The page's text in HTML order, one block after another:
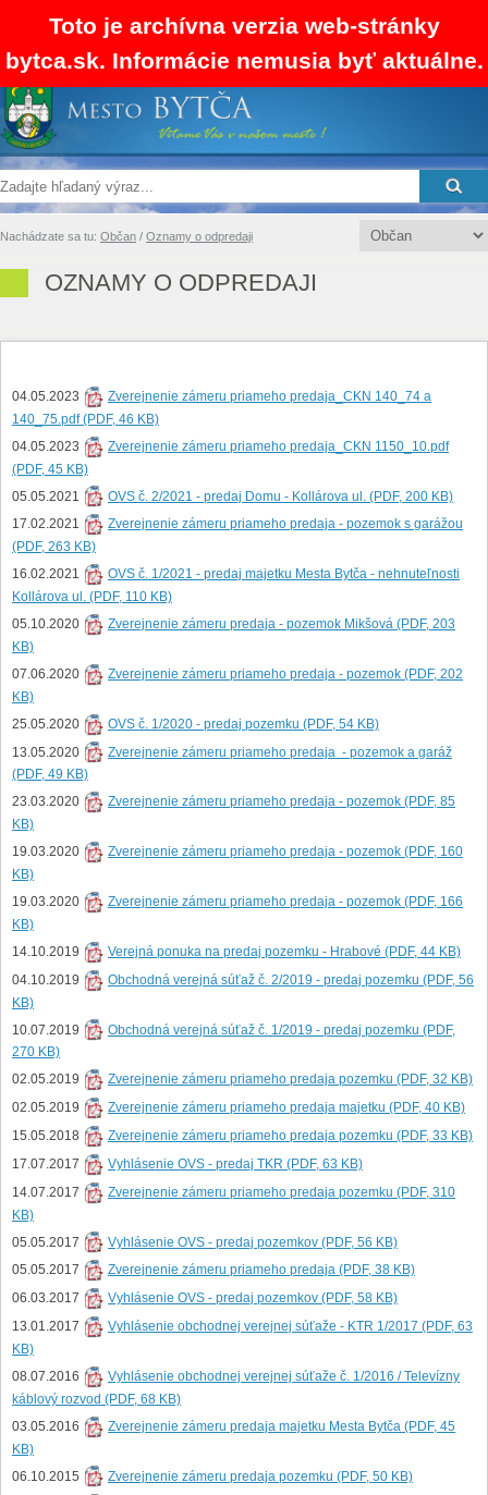
Toto je archívna verzia web-stránky
bytca.sk. Informácie nemusia byť aktuálne.
RSS Mapa stránok Kontakty SK EN
Nachádzate sa tu: Občan / Oznamy o odpredaji
OZNAMY O ODPREDAJI
04.05.2023
Zverejnenie zámeru priameho predaja_CKN 140_74 a
140_75.pdf (PDF, 46 KB)
04.05.2023
Zverejnenie zámeru priameho predaja_CKN 1150_10.pdf
(PDF, 45 KB)
05.05.2021
OVS č. 2/2021 - predaj Domu - Kollárova ul. (PDF, 200 KB)
17.02.2021
Zverejnenie zámeru priameho predaja - pozemok s garážou
(PDF, 263 KB)
16.02.2021
OVS č. 1/2021 - predaj majetku Mesta Bytča - nehnuteľnosti
Kollárova ul. (PDF, 110 KB)
05.10.2020
Zverejnenie zámeru predaja - pozemok Mikšová (PDF, 203
KB)
07.06.2020
Zverejnenie zámeru priameho predaja - pozemok (PDF, 202
KB)
25.05.2020
OVS č. 1/2020 - predaj pozemku (PDF, 54 KB)
13.05.2020
Zverejnenie zámeru priameho predaja - pozemok a garáž
(PDF, 49 KB)
23.03.2020
Zverejnenie zámeru priameho predaja - pozemok (PDF, 85
KB)
19.03.2020
Zverejnenie zámeru priameho predaja - pozemok (PDF, 160
KB)
19.03.2020
Zverejnenie zámeru priameho predaja - pozemok (PDF, 166
KB)
14.10.2019
Verejná ponuka na predaj pozemku - Hrabové (PDF, 44 KB)
04.10.2019
Obchodná verejná súťaž č. 2/2019 - predaj pozemku (PDF, 56
KB)
10.07.2019
Obchodná verejná súťaž č. 1/2019 - predaj pozemku (PDF,
270 KB)
02.05.2019
Zverejnenie zámeru priameho predaja pozemku (PDF, 32 KB)
02.05.2019
Zverejnenie zámeru priameho predaja majetku (PDF, 40 KB)
15.05.2018
Zverejnenie zámeru priameho predaja pozemku (PDF, 33 KB)
17.07.2017
Vyhlásenie OVS - predaj TKR (PDF, 63 KB)
14.07.2017
Zverejnenie zámeru priameho predaja pozemku (PDF, 310
KB)
05.05.2017
Vyhlásenie OVS - predaj pozemkov (PDF, 56 KB)
05.05.2017
Zverejnenie zámeru priameho predaja (PDF, 38 KB)
06.03.2017
Vyhlásenie OVS - predaj pozemkov (PDF, 58 KB)
13.01.2017
Vyhlásenie obchodnej verejnej súťaže - KTR 1/2017 (PDF, 63
KB)
08.07.2016
Vyhlásenie obchodnej verejnej súťaže č. 1/2016 / Televízny
káblový rozvod (PDF, 68 KB)
03.05.2016
Zverejnenie zámeru predaja majetku Mesta Bytča (PDF, 45
KB)
06.10.2015
Zverejnenie zámeru predaja pozemku (PDF, 50 KB)